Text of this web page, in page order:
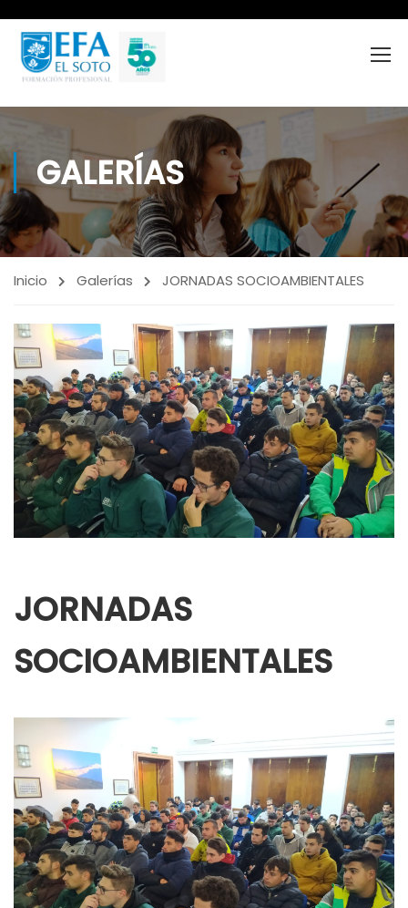
GALERÍAS
Inicio Galerías JORNADAS SOCIOAMBIENTALES
JORNADAS
SOCIOAMBIENTALES